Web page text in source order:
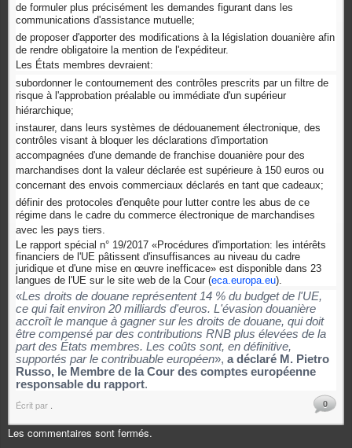
de formuler plus précisément les demandes figurant dans les
communications d'assistance mutuelle;
de proposer d'apporter des modifications à la législation douanière afin
de rendre obligatoire la mention de l'expéditeur.
Les États membres devraient:
subordonner le contournement des contrôles prescrits par un filtre de
risque à l'approbation préalable ou immédiate d'un supérieur
hiérarchique;
instaurer, dans leurs systèmes de dédouanement électronique, des
contrôles visant à bloquer les déclarations d'importation
accompagnées d'une demande de franchise douanière pour des
marchandises dont la valeur déclarée est supérieure à 150 euros ou
concernant des envois commerciaux déclarés en tant que cadeaux;
définir des protocoles d'enquête pour lutter contre les abus de ce
régime dans le cadre du commerce électronique de marchandises
avec les pays tiers.
Le rapport spécial n° 19/2017 «Procédures d'importation: les intérêts
financiers de l'UE pâtissent d'insuffisances au niveau du cadre
juridique et d'une mise en œuvre inefficace» est disponible dans 23
langues de l'UE sur le site web de la Cour (eca.europa.eu).
«Les droits de douane représentent 14 % du budget de l'UE,
ce qui fait environ 20 milliards d'euros. L'évasion douanière
accroît le manque à gagner sur les droits de douane, qui doit
être compensé par des contributions RNB plus élevées de la
part des États membres. Les coûts sont, en définitive,
supportés par le contribuable européen», a déclaré M. Pietro
Russo, le Membre de la Cour des comptes européenne
responsable du rapport.
Écrit par
0
Les commentaires sont fermés.